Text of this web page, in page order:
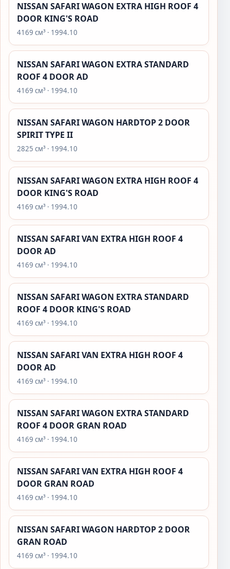
NISSAN SAFARI WAGON EXTRA HIGH ROOF 4
DOOR KING'S ROAD
4169 см³ · 1994.10
NISSAN SAFARI WAGON EXTRA STANDARD
ROOF 4 DOOR AD
4169 см³ · 1994.10
NISSAN SAFARI WAGON HARDTOP 2 DOOR
SPIRIT TYPE II
2825 см³ · 1994.10
NISSAN SAFARI WAGON EXTRA HIGH ROOF 4
DOOR KING'S ROAD
4169 см³ · 1994.10
NISSAN SAFARI VAN EXTRA HIGH ROOF 4
DOOR AD
4169 см³ · 1994.10
NISSAN SAFARI WAGON EXTRA STANDARD
ROOF 4 DOOR KING'S ROAD
4169 см³ · 1994.10
NISSAN SAFARI VAN EXTRA HIGH ROOF 4
DOOR AD
4169 см³ · 1994.10
NISSAN SAFARI WAGON EXTRA STANDARD
ROOF 4 DOOR GRAN ROAD
4169 см³ · 1994.10
NISSAN SAFARI VAN EXTRA HIGH ROOF 4
DOOR GRAN ROAD
4169 см³ · 1994.10
NISSAN SAFARI WAGON HARDTOP 2 DOOR
GRAN ROAD
4169 см³ · 1994.10